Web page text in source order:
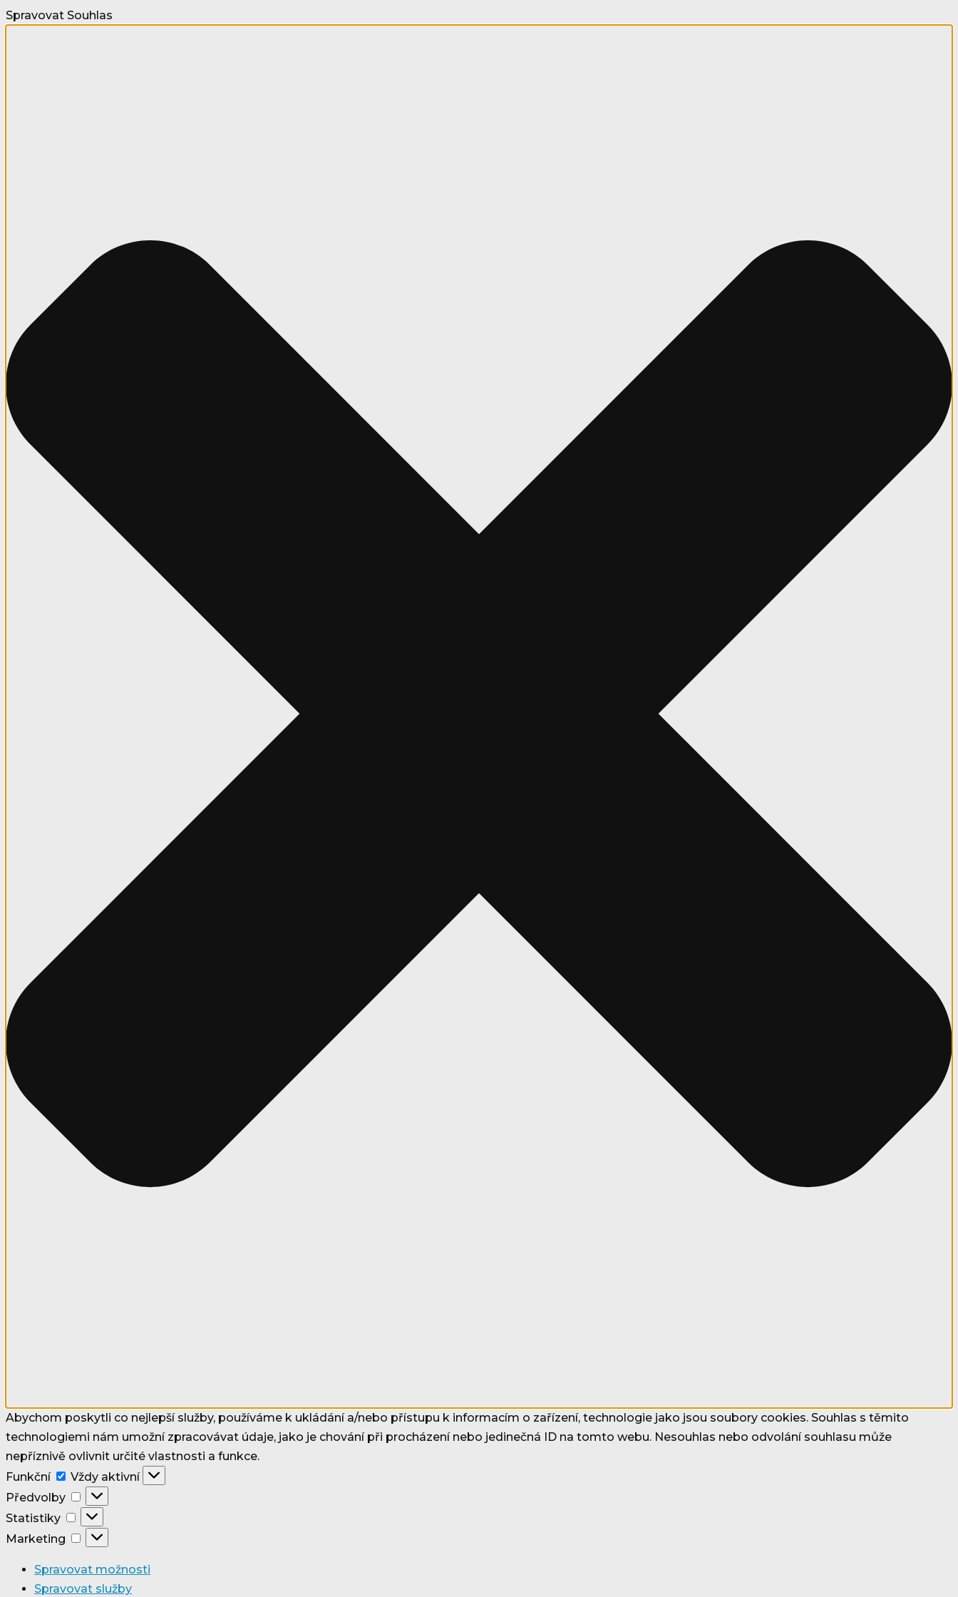
Spravovat Souhlas
Abychom poskytli co nejlepší služby, používáme k ukládání a/nebo přístupu k informacím o zařízení, technologie jako jsou soubory cookies. Souhlas s těmito
technologiemi nám umožní zpracovávat údaje, jako je chování při procházení nebo jedinečná ID na tomto webu. Nesouhlas nebo odvolání souhlasu může
nepříznivě ovlivnit určité vlastnosti a funkce.
Funkční
Funkční
Vždy aktivní
Předvolby
Předvolby
Statistiky
Statistiky
Marketing
Marketing
Spravovat možnosti
Spravovat služby